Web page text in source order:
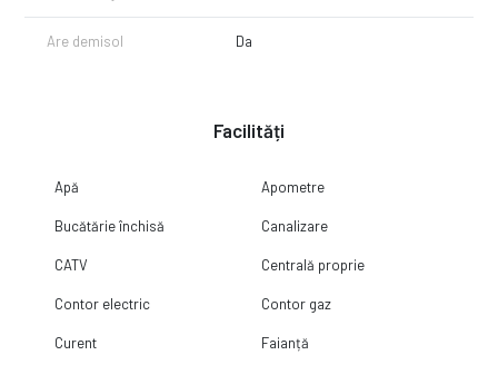
Are demisol Da
Facilități
Apă Apometre
Bucătărie închisă Canalizare
CATV Centrală proprie
Contor electric Contor gaz
Curent Faianță